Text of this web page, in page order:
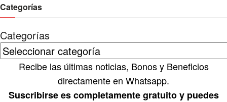
Categorías
Categorías
Recibe las últimas noticias, Bonos y Beneficios
directamente en Whatsapp.
Suscribirse es completamente gratuito y puedes